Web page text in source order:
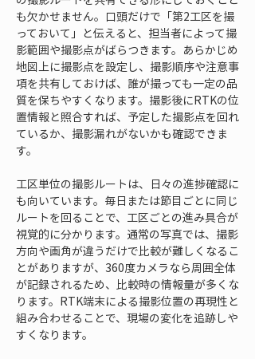
も欠かせません。口頭だけで「第2工区を撮
っておいて」と伝えると、担当者によって撮
影範囲や撮影点がばらつきます。あらかじめ
地図上に撮影点を設定し、撮影順序や注意事
項を共有しておけば、誰が撮っても一定の品
質を保ちやすくなります。撮影後にRTKの位
置情報と照合すれば、予定した撮影点を回れ
ているか、撮影漏れがないかも確認できま
す。
工区単位の撮影ルートは、日々の進捗確認に
も向いています。毎日または節目ごとに同じ
ルートを回ることで、工区ごとの進み具合が
視覚的に分かります。通常の写真では、撮影
方向や画角が違うだけで比較が難しくなるこ
とがありますが、360度カメラなら周囲全体
が記録されるため、比較時の情報量が多くな
ります。RTK端末による撮影位置の再現性と
組み合わせることで、現場の変化を追跡しや
すくなります。